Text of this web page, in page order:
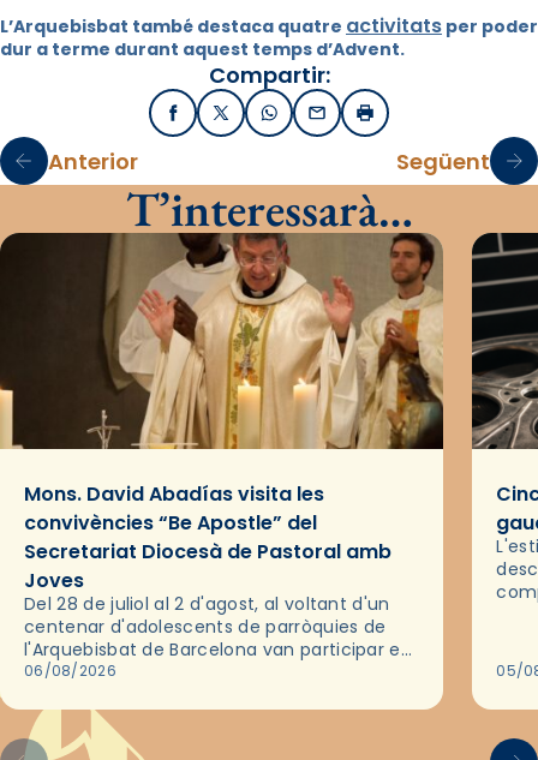
L’Arquebisbat també destaca quatre activitats per poder
dur a terme durant aquest temps d’Advent.
Compartir:
FacebookX / TwitterWhatsApp
EmailImprimir
Anterior Següent
T’interessarà…
Mons. David Abadías visita les
convivències “Be Apostle” del
Secretariat Diocesà de Pastoral amb
Joves
Del 28 de juliol al 2 d'agost, al voltant d'un
centenar d'adolescents de parròquies de
l'Arquebisbat de Barcelona van participar en
les convivències Be Apostle, organitzades
06/08/2026 05/